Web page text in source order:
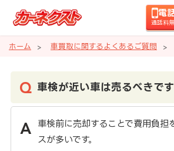
電
通話料
ホーム 車買取に関するよくあるご質問
車検が近い車は売るべきで
車検前に売却することで費用負担
スが多いです。